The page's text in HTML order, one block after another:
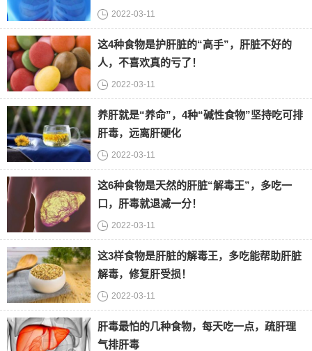
2022-03-11
这4种食物是护肝脏的“高手”，肝脏不好的
人，不喜欢真的亏了！
2022-03-11
养肝就是“养命”，4种“碱性食物”坚持吃可排
肝毒，远离肝硬化
2022-03-11
这6种食物是天然的肝脏“解毒王”，多吃一
口，肝毒就退减一分！
2022-03-11
这3样食物是肝脏的解毒王，多吃能帮助肝脏
解毒，修复肝受损！
2022-03-11
肝毒最怕的几种食物，每天吃一点，疏肝理
气排肝毒